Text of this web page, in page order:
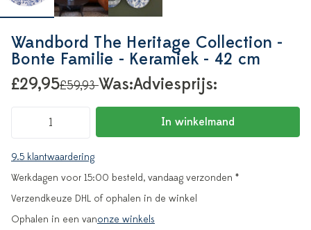
Wandbord The Heritage Collection -
Bonte Familie - Keramiek - 42 cm
Adviesprijs:
£59,93Was:
£29,95
In winkelmand
9.5 klantwaardering
Werkdagen voor 15:00 besteld, vandaag verzonden *
Verzendkeuze DHL of ophalen in de winkel
Ophalen in een vanonze winkels